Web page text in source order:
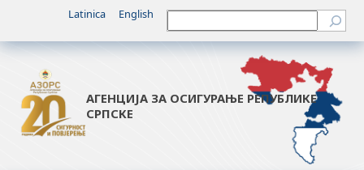
садржај
Latinica English Претрага
АГЕНЦИЈА ЗА ОСИГУРАЊЕ РЕПУБЛИКЕ
СРПСКЕ